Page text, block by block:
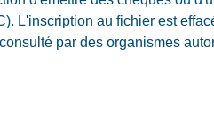
L'inscription au fichier est
par des organismes